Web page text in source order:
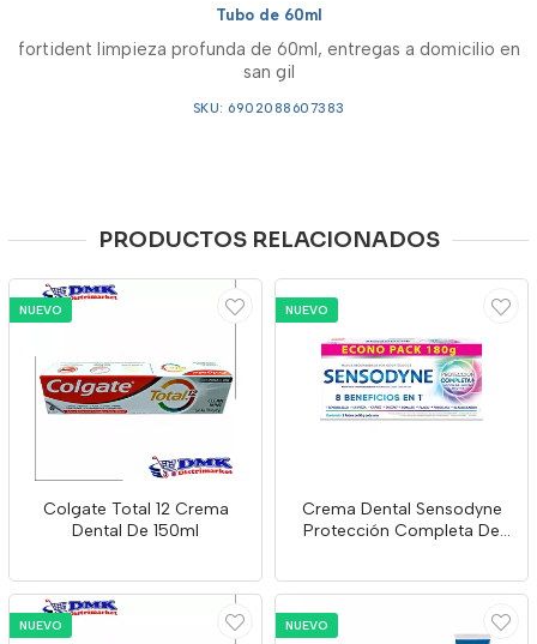
Tubo de 60ml
fortident limpieza profunda de 60ml, entregas a domicilio en
san gil
SKU: 6902088607383
PRODUCTOS RELACIONADOS
NUEVO
Colgate Total 12 Crema
Dental De 150ml
NUEVO
Crema Dental Sensodyne
Protección Completa De
NUEVO NUEVO